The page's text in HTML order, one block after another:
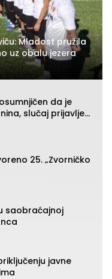
Mladost pružila
uz obalu jezera
da je
slučaj prijavljen
25. „Zvorničko
saobraćajnoj
javne